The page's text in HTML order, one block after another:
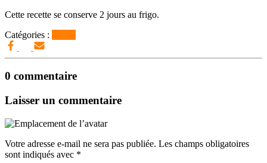
Cette recette se conserve 2 jours au frigo.
Catégories :
0 commentaire
Laisser un commentaire
Votre adresse e-mail ne sera pas publiée. Les champs obligatoires
sont indiqués avec *